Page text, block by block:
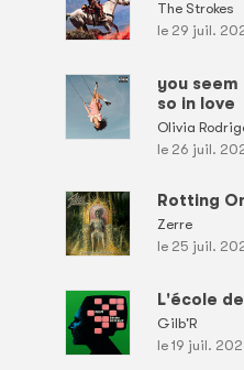
The Strokes
le 29 juil.
you
so in love
Olivia
le 26 juil.
Rotting
Zerre
le 25 juil.
L'école
Gilb'R
le 19 juil.